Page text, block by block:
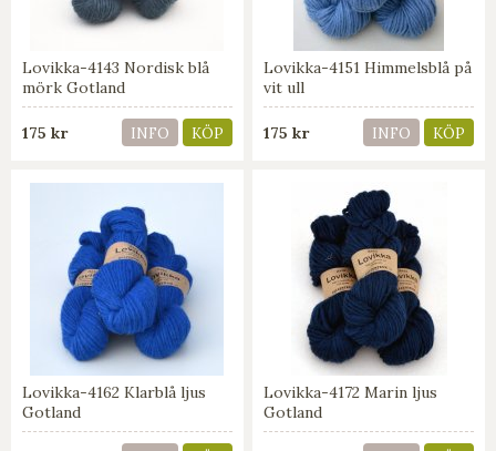
Lovikka-4143 Nordisk blå
mörk Gotland
175 kr INFO KÖP
Lovikka-4151 Himmelsblå på
vit ull
175 kr INFO KÖP
Lovikka-4162 Klarblå ljus
Gotland
Lovikka-4172 Marin ljus
Gotland